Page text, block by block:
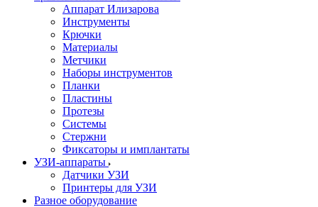
Аппарат Илизарова
Инструменты
Крючки
Материалы
Метчики
Наборы инструментов
Планки
Пластины
Протезы
Системы
Стержни
Фиксаторы и имплантаты
УЗИ-аппараты
Датчики УЗИ
Принтеры для УЗИ
Разное оборудование